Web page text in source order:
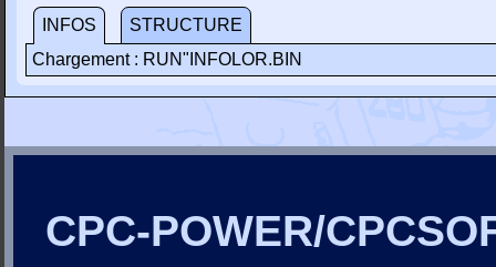
INFOS
STRUCTURE
Chargement : RUN"INFOLOR.BIN
CPC-POWER/